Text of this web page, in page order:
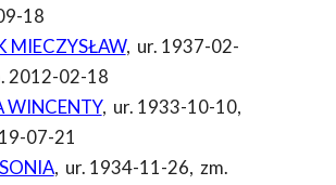
18
MIECZYSŁAW, ur. 1937-02-
2012-02-18
WINCENTY, ur. 1933-10-10,
07-21
, ur. 1934-11-26, zm.